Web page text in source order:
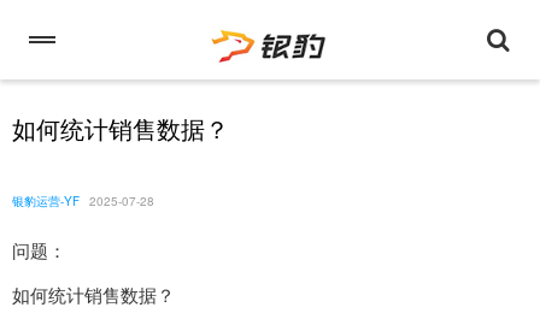
如何统计销售数据？
银豹运营-YF 2025-07-28
问题：
如何统计销售数据？